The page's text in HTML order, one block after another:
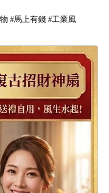
#馬上有錢 #工業風